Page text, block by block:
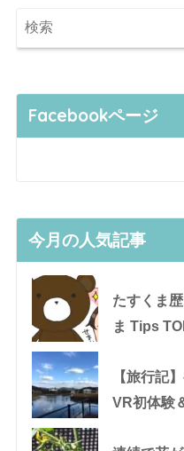
Facebookページ
今月の人気記事
たすくま
ま Tips
【旅行記
VR初体験